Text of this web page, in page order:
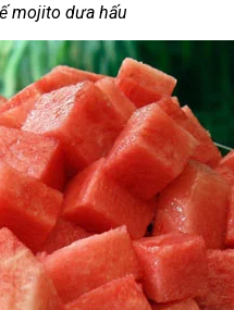
mojito dưa hấu